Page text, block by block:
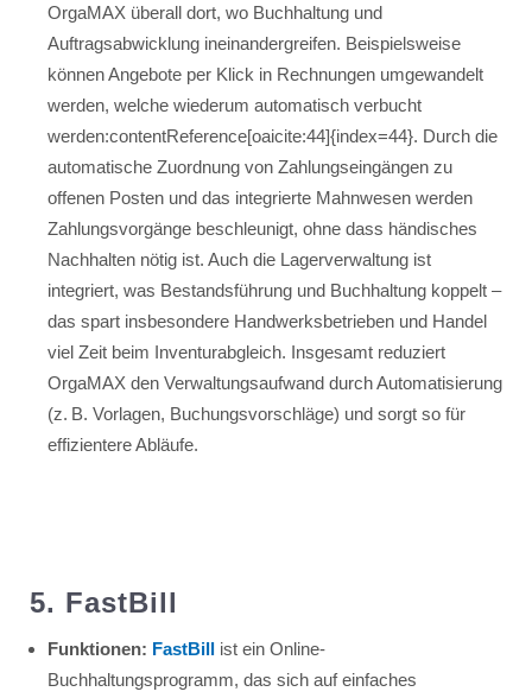
OrgaMAX überall dort, wo Buchhaltung und
Auftragsabwicklung ineinandergreifen. Beispielsweise
können Angebote per Klick in Rechnungen umgewandelt
werden, welche wiederum automatisch verbucht
werden:contentReference[oaicite:44]{index=44}. Durch die
automatische Zuordnung von Zahlungseingängen zu
offenen Posten und das integrierte Mahnwesen werden
Zahlungsvorgänge beschleunigt, ohne dass händisches
Nachhalten nötig ist. Auch die Lagerverwaltung ist
integriert, was Bestandsführung und Buchhaltung koppelt –
das spart insbesondere Handwerksbetrieben und Handel
viel Zeit beim Inventurabgleich. Insgesamt reduziert
OrgaMAX den Verwaltungsaufwand durch Automatisierung
(z. B. Vorlagen, Buchungsvorschläge) und sorgt so für
effizientere Abläufe.
5. FastBill
Funktionen: FastBillist ein Online-
Buchhaltungsprogramm, das sich auf einfaches